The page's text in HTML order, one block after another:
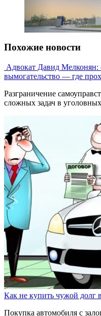
Похожие новости
Адвокат Давид Мелконян:
вымогательство — где
Разграничение
сложных задач в
Как не купить чужой долг
Покупка автомобиля с